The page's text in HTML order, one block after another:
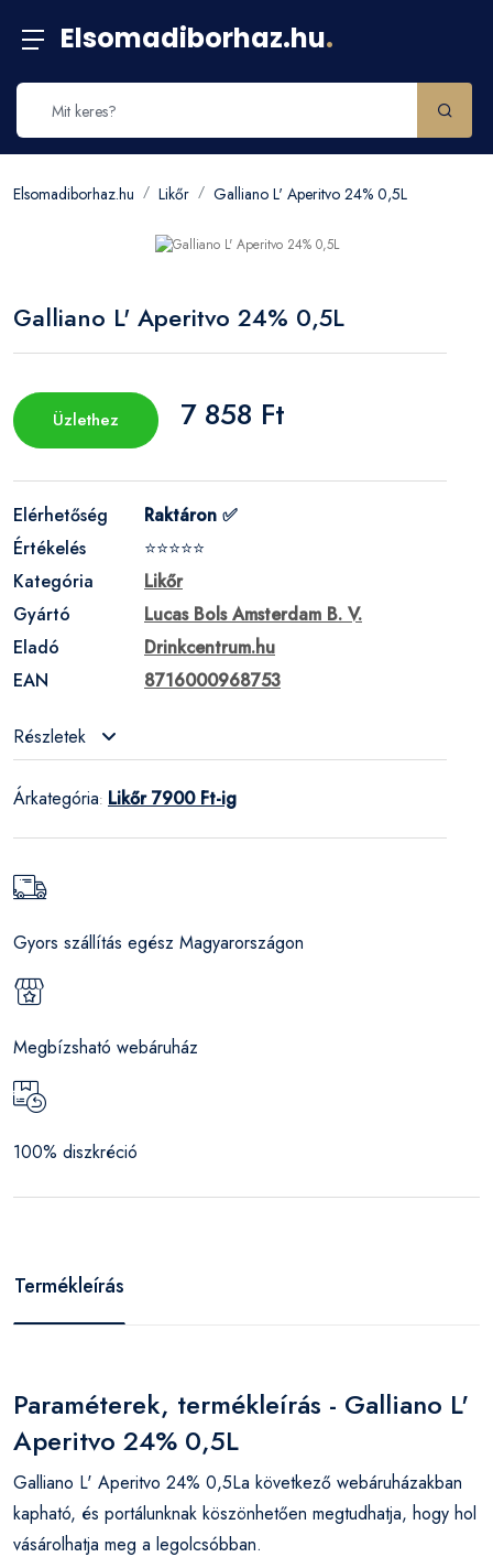
Elsomadiborhaz.hu.
Elsomadiborhaz.hu Likőr Galliano L' Aperitvo 24% 0,5L
Galliano L' Aperitvo 24% 0,5L
Üzlethez 7 858 Ft
Elérhetőség
Raktáron ✅
Értékelés
⭐⭐⭐⭐⭐
Kategória
Likőr
Gyártó
Lucas Bols Amsterdam B. V.
Eladó
Drinkcentrum.hu
EAN
8716000968753
Részletek
Árkategória: Likőr 7900 Ft-ig
Gyors szállítás egész Magyarországon
Megbízsható webáruház
100% diszkréció
Termékleírás
Paraméterek, termékleírás - Galliano L'
Aperitvo 24% 0,5L
Galliano L' Aperitvo 24% 0,5La következő webáruházakban
kapható, és portálunknak köszönhetően megtudhatja, hogy hol
vásárolhatja meg a legolcsóbban.